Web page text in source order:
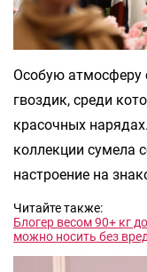
Особую атмосферу
гвоздик, среди
красочных
коллекции сумела
настроение на
Читайте также:
Блогер весом 90+ кг
можно носить без